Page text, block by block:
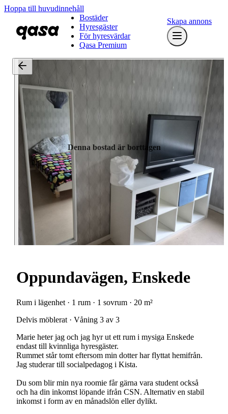
Hoppa till huvudinnehåll
Bostäder
Hyresgäster
För hyresvärdar
Qasa Premium
Skapa annons
Denna bostad är borttagen
Oppundavägen, Enskede
Rum i lägenhet · 1 rum · 1 sovrum · 20 m²
Delvis möblerat · Våning 3 av 3
Marie heter jag och jag hyr ut ett rum i mysiga Enskede
endast till kvinnliga hyresgäster.
Rummet står tomt eftersom min dotter har flyttat hemifrån.
Jag studerar till socialpedagog i Kista.
Du som blir min nya roomie får gärna vara student också
och ha din inkomst löpande ifrån CSN. Alternativ en stabil
inkomst i form av en månadslön eller dylikt.